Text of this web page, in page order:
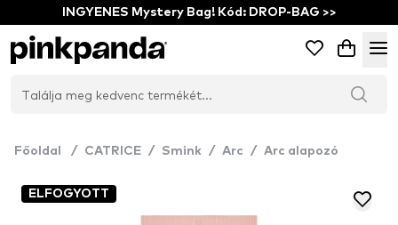
INGYENES Mystery Bag! Kód: DROP-BAG >>
Főoldal / CATRICE / Smink / Arc / Arc alapozó
ELFOGYOTT